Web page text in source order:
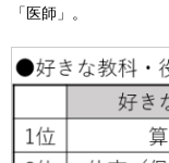
「医師」。